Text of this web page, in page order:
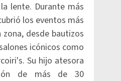
lente. Durante más
los eventos más
desde bautizos
icónicos como
Su hijo atesora
de más de 30